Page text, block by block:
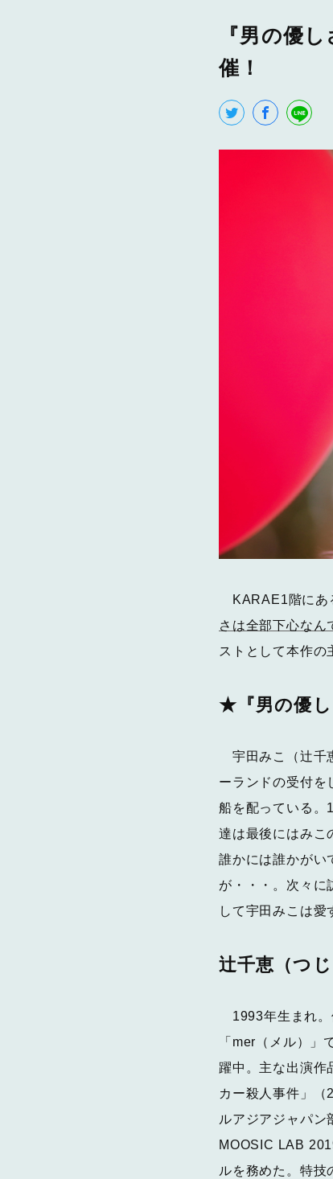
『男の優
催！
KARAE1階にあ
さは全部下心なん
ストとして本作の
★『男の優し
宇田みこ（辻千
ーランドの受付を
船を配っている。
達は最後にはみこ
誰かには誰かがい
が・・・。次々に
して宇田みこは愛
辻千恵（つ
1993年生まれ。
「mer（メル）
躍中。主な出演作
カー殺人事件」
ルアジアジャパン
MOOSIC LAB
ルを務めた。特技